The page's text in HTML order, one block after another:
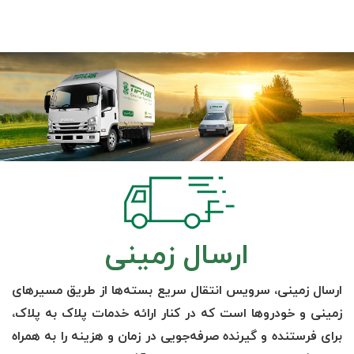
ارسال زمینی
ارسال زمینی، سرویس انتقال سریع بسته‌ها از طریق مسیرهای
زمینی و خودروها است که در کنار ارائه خدمات پلاک به پلاک،
برای فرستنده و گیرنده صرفه‌جویی در زمان و هزینه را به همراه